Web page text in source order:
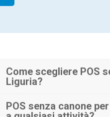
Come scegliere POS
Liguria?
POS senza canone